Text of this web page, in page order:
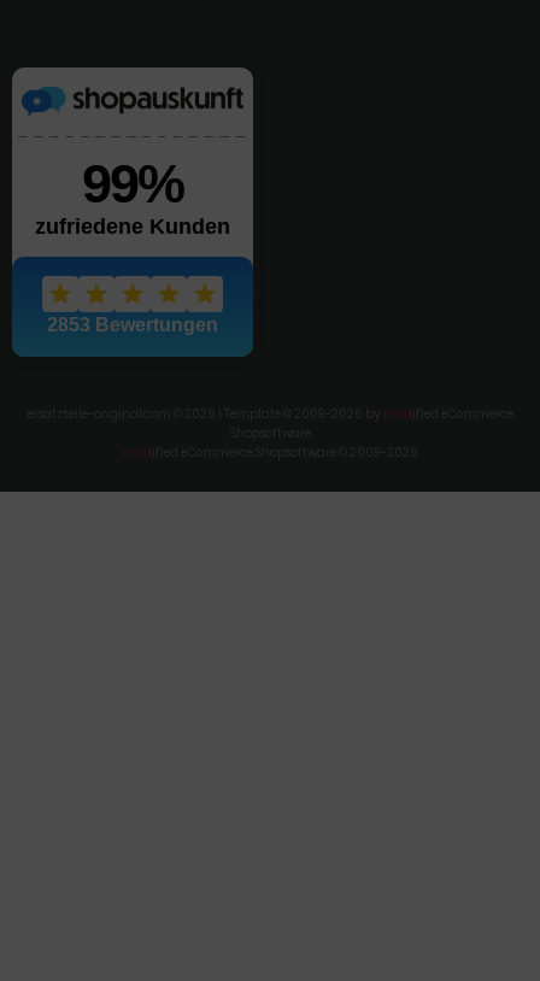
ersatzteile-original.com © 2026 | Template © 2009-2026 by mod ified eCommerce
Shopsoftware
mod ified eCommerce Shopsoftware © 2009-2026